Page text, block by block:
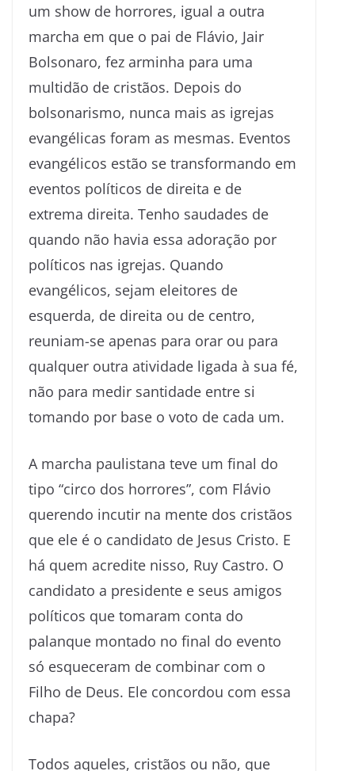
um show de horrores, igual a outra
marcha em que o pai de Flávio, Jair
Bolsonaro, fez arminha para uma
multidão de cristãos. Depois do
bolsonarismo, nunca mais as igrejas
evangélicas foram as mesmas. Eventos
evangélicos estão se transformando em
eventos políticos de direita e de
extrema direita. Tenho saudades de
quando não havia essa adoração por
políticos nas igrejas. Quando
evangélicos, sejam eleitores de
esquerda, de direita ou de centro,
reuniam-se apenas para orar ou para
qualquer outra atividade ligada à sua fé,
não para medir santidade entre si
tomando por base o voto de cada um.
A marcha paulistana teve um final do
tipo “circo dos horrores”, com Flávio
querendo incutir na mente dos cristãos
que ele é o candidato de Jesus Cristo. E
há quem acredite nisso, Ruy Castro. O
candidato a presidente e seus amigos
políticos que tomaram conta do
palanque montado no final do evento
só esqueceram de combinar com o
Filho de Deus. Ele concordou com essa
chapa?
Todos aqueles, cristãos ou não, que